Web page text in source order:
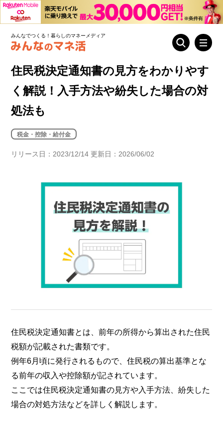
みんなでつくる！暮らしのマネーメディア
住民税決定通知書の見方をわかりやす
く解説！入手方法や紛失した場合の対
処法も
税金・控除・給付金
リリース日：2023/12/14 更新日：2026/06/02
住民税決定通知書とは、前年の所得から算出された住民
税額が記載された書類です。
例年6月頃に発行されるもので、住民税の算出基準とな
る前年の収入や控除額が記されています。
ここでは住民税決定通知書の見方や入手方法、紛失した
場合の対処方法などを詳しく解説します。